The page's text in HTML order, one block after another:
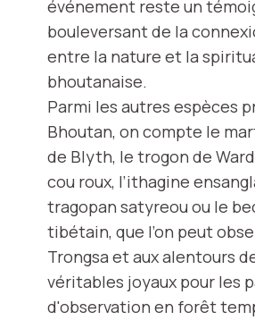
événement reste un
bouleversant de la
entre la nature et la
bhoutanaise.
Parmi les autres espèces
Bhoutan, on compte le
de Blyth, le trogon de
cou roux, l’ithagine
tragopan satyreou ou le
tibétain, que l’on peut
Trongsa et aux alentours
véritables joyaux pour les
d'observation en forêt